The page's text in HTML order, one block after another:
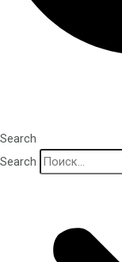
Search
Search